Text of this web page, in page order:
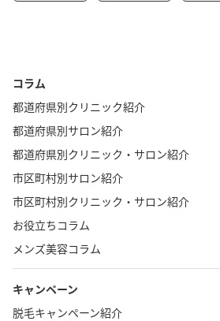
コラム
都道府県別クリニック紹介
都道府県別サロン紹介
都道府県別クリニック・サロン紹介
市区町村別サロン紹介
市区町村別クリニック・サロン紹介
お役立ちコラム
メンズ美容コラム
キャンペーン
脱毛キャンペーン紹介